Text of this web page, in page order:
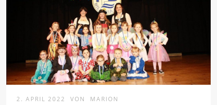
2. APRIL 2022 VON MARION